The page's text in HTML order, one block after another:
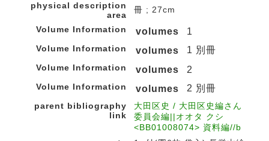
physical description
area
冊 ; 27cm
Volume Information volumes 1
Volume Information volumes 1 別冊
Volume Information volumes 2
Volume Information volumes 2 別冊
parent bibliography
link
大田区史 / 大田区史編さん
委員会編||オオタ クシ
<BB01008074> 資料編//b